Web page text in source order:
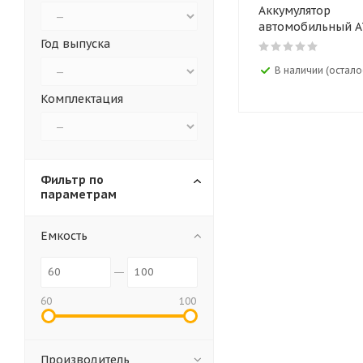
Аккумулятор
автомобильный
Export 12V 100AH
В наличии
Год выпуска
Комплектация
Фильтр по
параметрам
Емкость
60 100
Производитель